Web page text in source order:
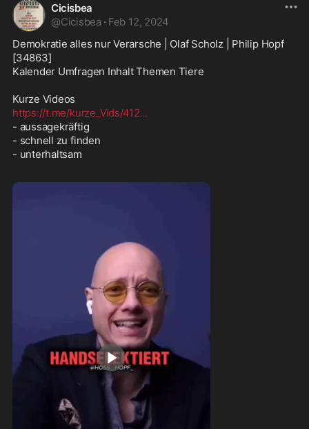
Cicisbea
@Cicisbea · Feb 12, 2024
Demokratie alles nur Verarsche | Olaf Scholz | Philip Hopf
[34863]
Kalender Umfragen Inhalt Themen Tiere
https://t.me/kurze_Vids/412...
- aussagekräftig
- schnell zu finden
- unterhaltsam